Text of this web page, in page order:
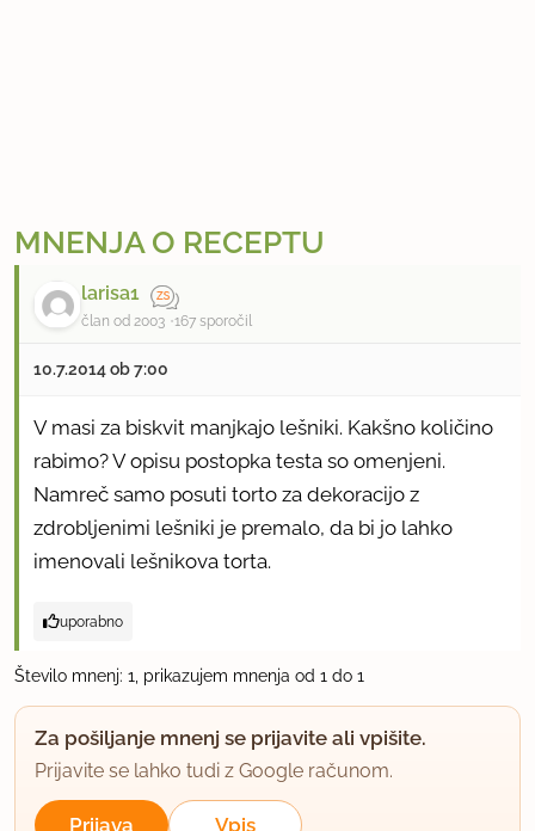
MNENJA O RECEPTU
larisa1
član od 2003 167 sporočil
10.7.2014 ob 7:00
V masi za biskvit manjkajo lešniki. Kakšno količino
rabimo? V opisu postopka testa so omenjeni.
Namreč samo posuti torto za dekoracijo z
zdrobljenimi lešniki je premalo, da bi jo lahko
imenovali lešnikova torta.
uporabno
Število mnenj: 1, prikazujem mnenja od 1 do 1
Za pošiljanje mnenj se prijavite ali vpišite.
Prijavite se lahko tudi z Google računom.
Prijava Vpis